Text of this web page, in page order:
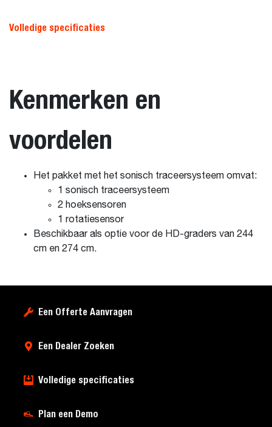
Volledige specificaties
Kenmerken en
voordelen
Het pakket met het sonisch traceersysteem omvat:
1 sonisch traceersysteem
2 hoeksensoren
1 rotatiesensor
Beschikbaar als optie voor de HD-graders van 244
cm en 274 cm.
Een Offerte Aanvragen
Een Dealer Zoeken
Volledige specificaties
Plan een Demo